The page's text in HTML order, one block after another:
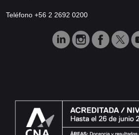
Teléfono +56 2 2692 0200